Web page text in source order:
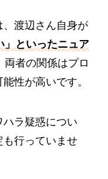
渡辺さん自身が
」といったニュア
両者の関係はプロ
性が高いです。
ラ疑惑につい
も行っていませ